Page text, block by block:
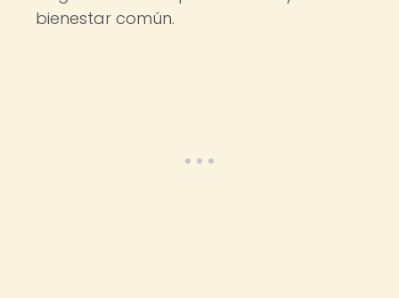
bienestar común.